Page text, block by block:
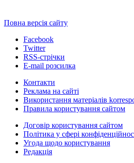
Повна версія сайту
Facebook
Twitter
RSS-стрічки
E-mail розсилка
Контакти
Реклама на сайті
Використання матеріалів
Правила користування сайтом
Договір користування сайтом
Політика у сфері
Угода щодо користування
Редакція